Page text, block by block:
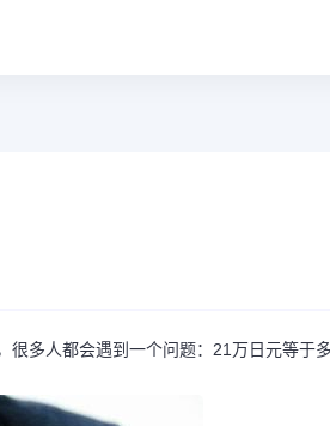
很多人都会遇到一个问题：21万日元等于